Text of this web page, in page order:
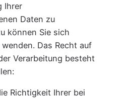
Ihrer
Daten zu
können Sie sich
Das Recht auf
Verarbeitung besteht
Richtigkeit Ihrer bei